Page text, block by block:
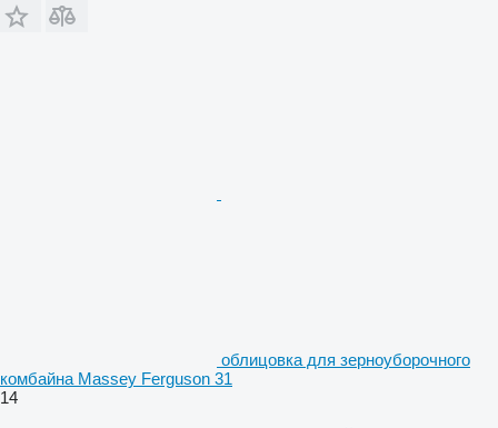
облицовка для зерноуборочного
комбайна Massey Ferguson 31
14